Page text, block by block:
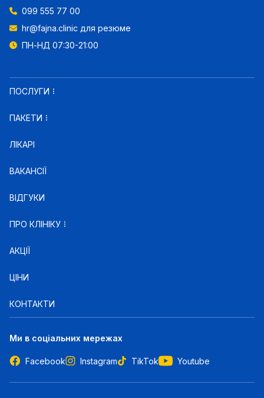
099 555 77 00
hr@fajna.clinic для резюме
ПН-НД 07:30-21:00
ПОСЛУГИ
ПАКЕТИ
ЛІКАРІ
ВАКАНСІЇ
ВІДГУКИ
ПРО КЛІНІКУ
АКЦІЇ
ЦІНИ
КОНТАКТИ
Ми в соціальних мережах
Facebook Instagram TikTok Youtube